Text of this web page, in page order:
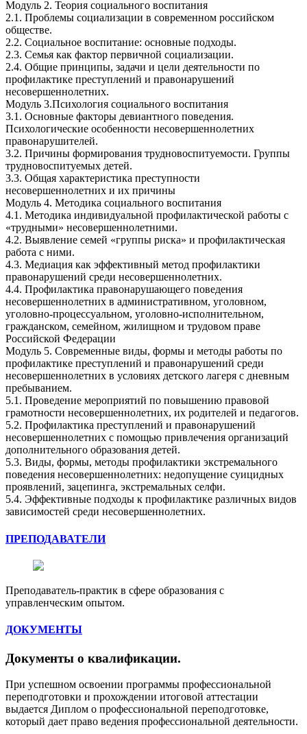
Модуль 2. Теория социального воспитания
2.1. Проблемы социализации в современном российском
обществе.
2.2. Социальное воспитание: основные подходы.
2.3. Семья как фактор первичной социализации.
2.4. Общие принципы, задачи и цели деятельности по
профилактике преступлений и правонарушений
несовершеннолетних.
Модуль 3.Психология социального воспитания
3.1. Основные факторы девиантного поведения.
Психологические особенности несовершеннолетних
правонарушителей.
3.2. Причины формирования трудновоспитуемости. Группы
трудновоспитуемых детей.
3.3. Общая характеристика преступности
несовершеннолетних и их причины
Модуль 4. Методика социального воспитания
4.1. Методика индивидуальной профилактической работы с
«трудными» несовершеннолетними.
4.2. Выявление семей «группы риска» и профилактическая
работа с ними.
4.3. Медиация как эффективный метод профилактики
правонарушений среди несовершеннолетних.
4.4. Профилактика правонарушающего поведения
несовершеннолетних в административном, уголовном,
уголовно-процессуальном, уголовно-исполнительном,
гражданском, семейном, жилищном и трудовом праве
Российской Федерации
Модуль 5. Современные виды, формы и методы работы по
профилактике преступлений и правонарушений среди
несовершеннолетних в условиях детского лагеря с дневным
пребыванием.
5.1. Проведение мероприятий по повышению правовой
грамотности несовершеннолетних, их родителей и педагогов.
5.2. Профилактика преступлений и правонарушений
несовершеннолетних с помощью привлечения организаций
дополнительного образования детей.
5.3. Виды, формы, методы профилактики экстремального
поведения несовершеннолетних: недопущение суицидных
проявлений, зацепинга, экстремальных селфи.
5.4. Эффективные подходы к профилактике различных видов
зависимостей среди несовершеннолетних.
ПРЕПОДАВАТЕЛИ
Преподаватель-практик в сфере образования с
управленческим опытом.
ДОКУМЕНТЫ
Документы о квалификации.
При успешном освоении программы профессиональной
переподготовки и прохождении итоговой аттестации
выдается Диплом о профессиональной переподготовке,
который дает право ведения профессиональной деятельности.